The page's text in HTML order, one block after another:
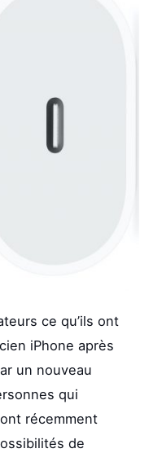
ce qu’ils ont
iPhone après
un nouveau
qui
récemment
de